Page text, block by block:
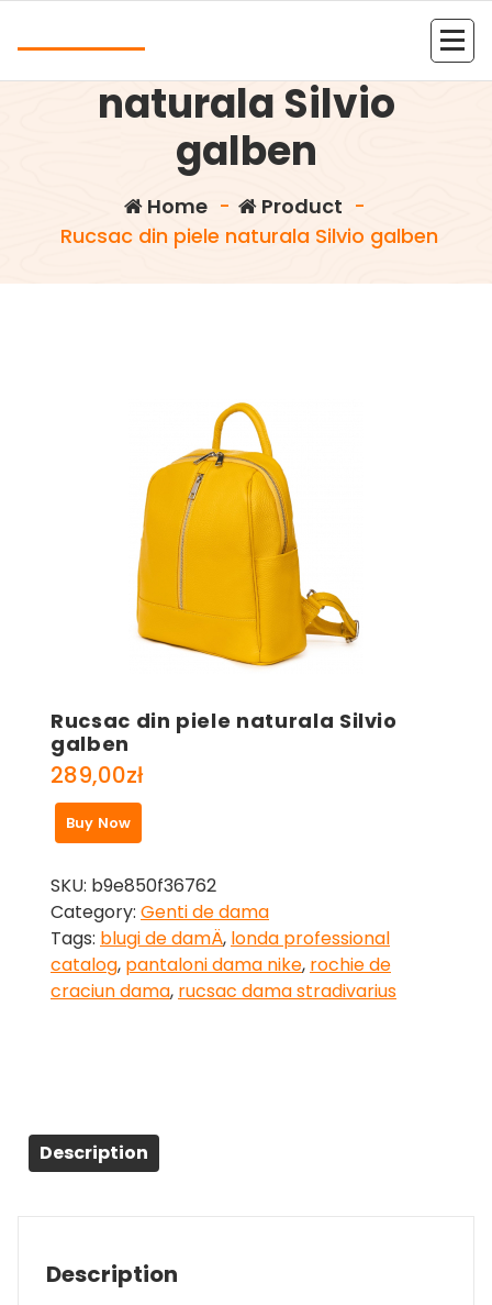
Rucsac din piele
naturala Silvio
galben
Home- Product -
Rucsac din piele naturala Silvio galben
Rucsac din piele naturala Silvio
galben
289,00zł
Buy Now
SKU: b9e850f36762
Category: Genti de dama
Tags: blugi de damÄ, londa professional
catalog, pantaloni dama nike, rochie de
craciun dama, rucsac dama stradivarius
Description
Description